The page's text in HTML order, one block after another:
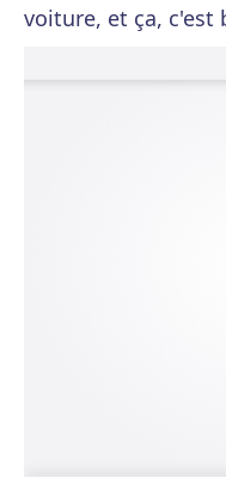
voiture, et ça, c'est